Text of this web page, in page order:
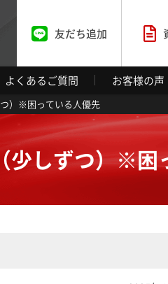
友だち追加
よくあるご質問 お客様の声
つ）※困っている人優先
少しずつ）※困